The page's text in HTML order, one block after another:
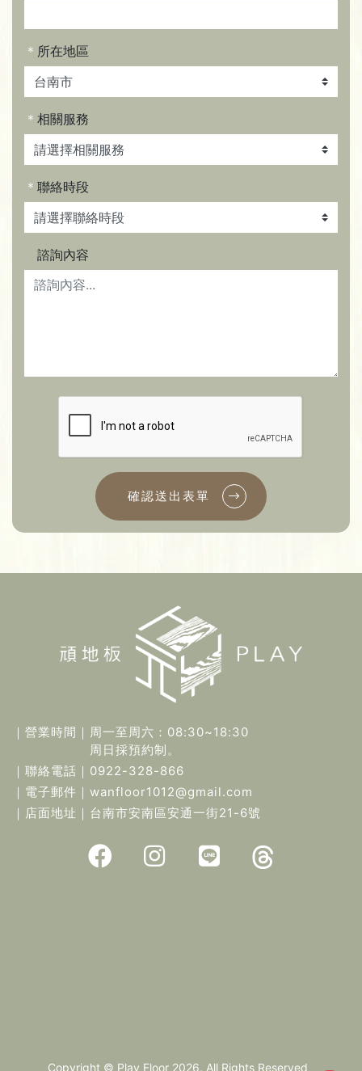
＊ 所在地區
＊ 相關服務
＊ 聯絡時段
諮詢內容
確認送出表單
｜營業時間｜ 周一至周六：08:30~18:30
周日採預約制。
｜聯絡電話｜ 0922-328-866
｜電子郵件｜ wanfloor1012@gmail.com
｜店面地址｜ 台南市安南區安通一街21-6號
Copyright © Play Floor 2026. All Rights Reserved